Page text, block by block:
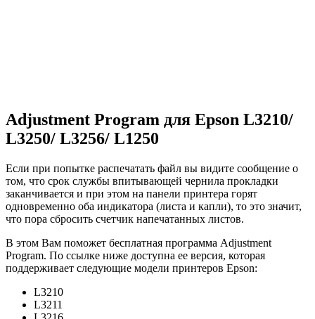
Adjustment Program для Epson L3210/
L3250/ L3256/ L1250
Если при попытке распечатать файл вы видите сообщение о
том, что срок службы впитывающей чернила прокладки
заканчивается и при этом на панели принтера горят
одновременно оба индикатора (листа и капли), то это значит,
что пора сбросить счетчик напечатанных листов.
В этом Вам поможет бесплатная программа Adjustment
Program. По ссылке ниже доступна ее версия, которая
поддерживает следующие модели принтеров Epson:
L3210
L3211